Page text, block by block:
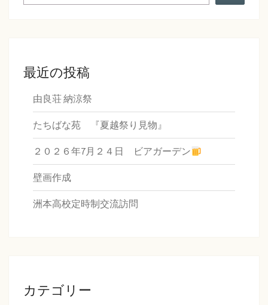
最近の投稿
由良荘 納涼祭
たちばな苑 『夏越祭り見物』
２０２６年7月２４日 ビアガーデン
壁画作成
洲本高校定時制交流訪問
カテゴリー